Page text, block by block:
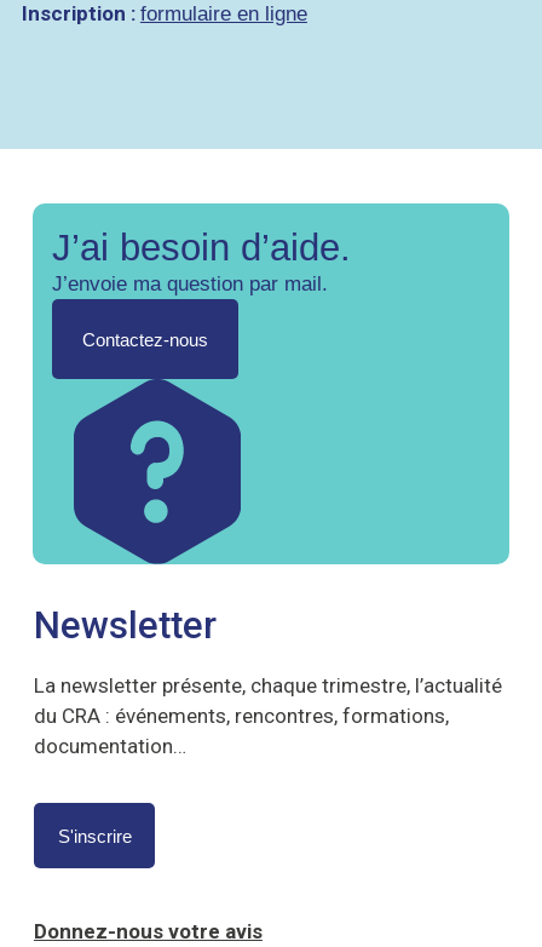
Inscription : formulaire en ligne
J’ai besoin d’aide.
J’envoie ma question par mail.
Contactez-nous
Newsletter
La newsletter présente, chaque trimestre, l’actualité
du CRA : événements, rencontres, formations,
documentation…
S'inscrire
Donnez-nous votre avis